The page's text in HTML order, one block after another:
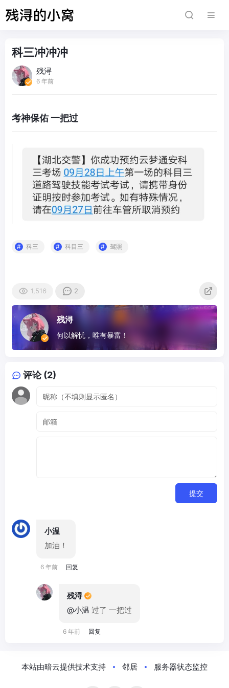
科三冲冲冲
残浔
6 年前
考神保佑 一把过
科三 科目三 驾照
1,516 2
残浔
何以解忧，唯有暴富！
评论 (2)
提交
小温
加油！
6 年前 回复
残浔
@小温 过了 一把过
6 年前 回复
本站由暗云提供技术支持 邻居 服务器状态监控